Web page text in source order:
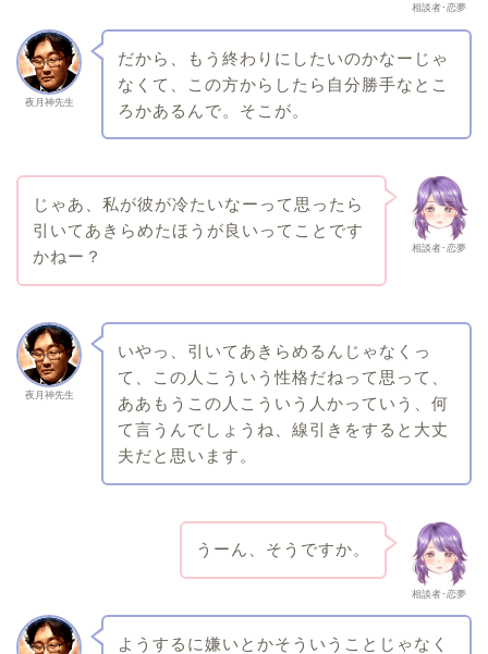
相談者･恋夢
夜月神先生
だから、もう終わりにしたいのかなーじゃ
なくて、この方からしたら自分勝手なとこ
ろかあるんで。そこが。
相談者･恋夢
じゃあ、私が彼が冷たいなーって思ったら
引いてあきらめたほうが良いってことです
かねー？
夜月神先生
いやっ、引いてあきらめるんじゃなくっ
て、この人こういう性格だねって思って、
ああもうこの人こういう人かっていう、何
て言うんでしょうね、線引きをすると大丈
夫だと思います。
相談者･恋夢
うーん、そうですか。
ようするに嫌いとかそういうことじゃなく